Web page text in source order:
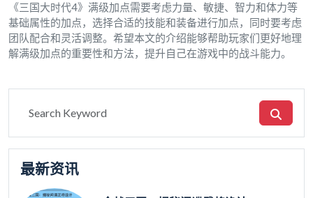
《三国大时代4》满级加点需要考虑力量、敏捷、智力和体力等
基础属性的加点，选择合适的技能和装备进行加点，同时要考虑
团队配合和灵活调整。希望本文的介绍能够帮助玩家们更好地理
解满级加点的重要性和方法，提升自己在游戏中的战斗能力。
最新资讯